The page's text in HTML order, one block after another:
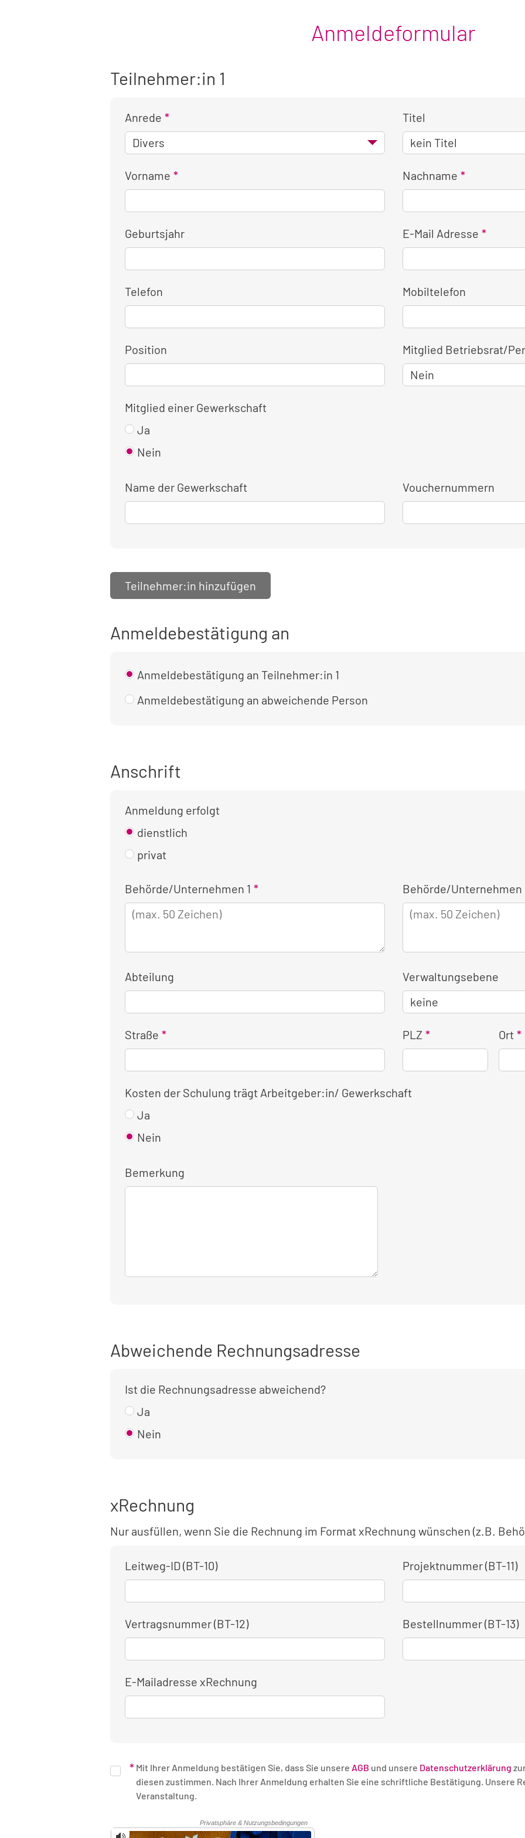
Anmeldeformular
Teilnehmer:in 1
Anrede Titel
Vorname Nachname
Geburtsjahr E-Mail Adresse
Telefon Mobiltelefon
Position Mitglied Betriebsrat/
Mitglied einer Gewerkschaft
Ja
Nein
Name der Gewerkschaft Vouchernummern
Teilnehmer:in hinzufügen
Anmeldebestätigung an
Anmeldebestätigung an Teilnehmer:in 1
Anmeldebestätigung an abweichende Person
Anschrift
Anmeldung erfolgt
dienstlich
privat
Kontaktinformationen
für
die
Anmeldung
Behörde/Unternehmen 1 Behörde/Unternehmen
Abteilung Verwaltungsebene
Straße PLZ Ort
Kosten der Schulung trägt Arbeitgeber:in/ Gewerkschaft
Ja
Nein
Bemerkung
Abweichende Rechnungsadresse
Ist die Rechnungsadresse abweichend?
Ja
Nein
xRechnung
Nur ausfüllen, wenn Sie die Rechnung im Format xRechnung wünschen (z.B.
Leitweg-ID (BT-10) Projektnummer (BT-11)
Vertragsnummer (BT-12) Bestellnummer (BT-13)
E-Mailadresse xRechnung
Mit Ihrer Anmeldung bestätigen Sie, dass Sie unsere AGB und unsere Datenschutzerklärung
diesen zustimmen. Nach Ihrer Anmeldung erhalten Sie eine schriftliche Bestätigung. Unsere Rechnung erhalten Sie nach Ende der
Veranstaltung.
Sicherheitsüberprüfung